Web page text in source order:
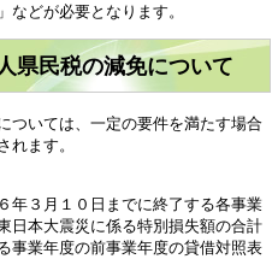
などが必要となります。
県民税の減免について
いては、一定の要件を満たす場合
れます。
３月１０日までに終了する各事業
日本大震災に係る特別損失額の合計
事業年度の前事業年度の貸借対照表